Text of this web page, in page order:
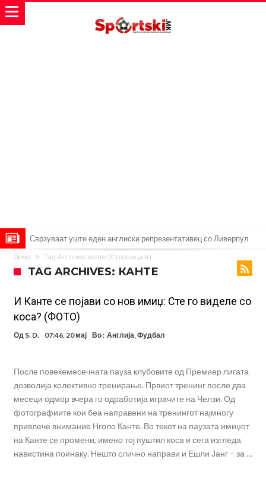
Замена за Влаховиќ: Напаѓачот на Манчестер доаѓа во Јувентус!
УЕФА повторно се заканува со бојкот на турнирите на ФИФА
Мурињо бесен поради одлуката на Реал: Протекоа детали од
разговорот што го потресе Мадрид!
Трансфер бомба во најва – Ливерпул сака да се засили од Реал
Мадрид!
Карагер ги изненади сите со својата прогноза: “Тие ќе ја освојат
Премиер лигата, а причината е едноставна”
Родри ги отвори вратите за трансфер во Барселона, Реал Мадрид
толку далеку!
Колку бара ПСЖ и кој е „плафонот“ на Ливерпул за трансферот
ан Бредли Баркола?
Дома Tag Archives: канте (Страница 4)
TAG ARCHIVES: КАНТЕ
И Канте се појави со нов имиџ: Сте го виделе со
коса? (ФОТО)
Од S. D. 07:46, 20 мај Во : Англија Фудбал
После повеќемесечната пауза клубовите од Премиер лигата
дозволија колективно тренирање. Првиот тренинг после два
месеци одмор вчера го одработија играчите на Челзи. Од
фотографиите кои беа направени на тренингот најмногу
привлече внимание Нголо Канте. Во текот на паузата имиџот
на Канте се промени, имено тој пуштил коса и сега изгледа
навистина поинаку. Нешто слично направи и Ешли Јанг – за …